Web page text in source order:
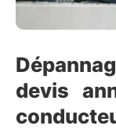
devis